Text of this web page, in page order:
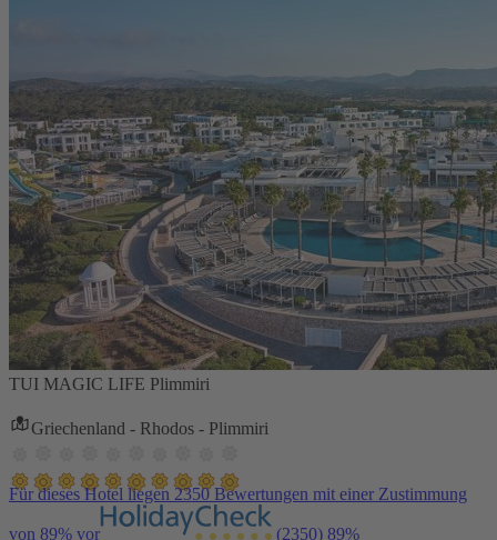
TUI MAGIC LIFE Plimmiri
Griechenland - Rhodos - Plimmiri
Für dieses Hotel liegen 2350 Bewertungen mit einer Zustimmung
von 89% vor (2350) 89%